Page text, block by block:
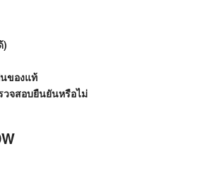
)
ของแท้
วจสอบยืนยันหรือไม่